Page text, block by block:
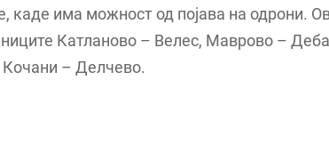
каде има можност од појава на одрони.
Катланово – Велес, Маврово –
– Делчево.